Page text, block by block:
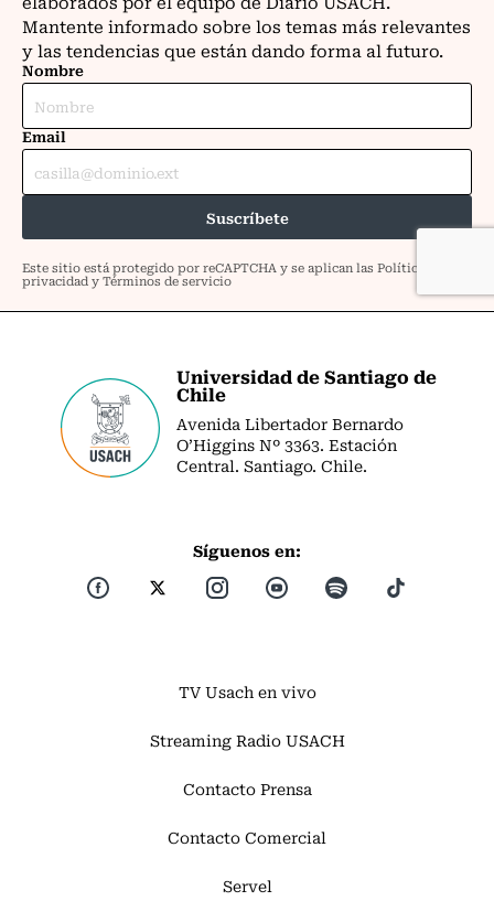
Universidad de Santiago de
Chile
Avenida Libertador Bernardo
O’Higgins Nº 3363. Estación
Central. Santiago. Chile.
Síguenos en:
TV Usach en vivo
Streaming Radio USACH
Contacto Prensa
Contacto Comercial
Servel